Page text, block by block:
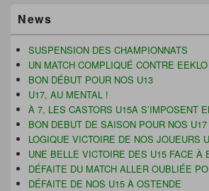
l
e
f
n
ê
t
r
)
e
ê
t
r
e
)
e
o
u
v
e
e
f
e
n
ê
t
e
)
principale
de
widget
pour
barre
latérale
News
SUSPENSION DES CHAMPIONNATS
UN MATCH COMPLIQUÉ CONTRE EEKLO
BON DÉBUT POUR NOS U13
U17, AU MENTAL !
À 7, LES CASTORS U15A S’IMPOSENT
BON DEBUT DE SAISON POUR NOS U17
LOGIQUE VICTOIRE DE NOS JOUEURS
UNE BELLE VICTOIRE DES U15 FACE À
DÉFAITE DU MATCH ALLER OUBLIÉE
DÉFAITE DE NOS U15 À OSTENDE